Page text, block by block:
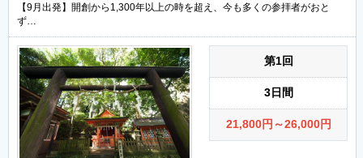
【9月出発】開創から1,300年以上の時を超え、今も多くの参拝者がおと
ず…
第1回
3日間
21,800円 ～26,000円